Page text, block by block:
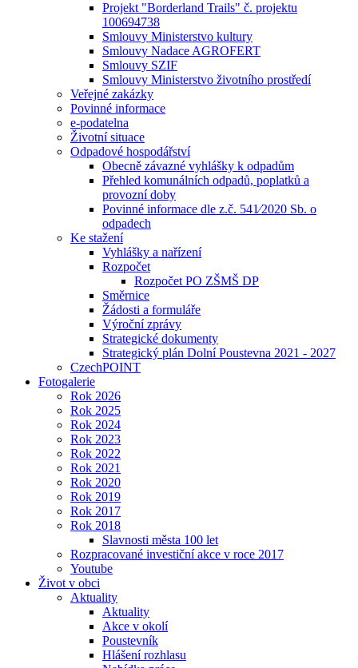
Projekt "Borderland Trails" č. projektu
100694738
Smlouvy Ministerstvo kultury
Smlouvy Nadace AGROFERT
Smlouvy SZIF
Smlouvy Ministerstvo životního prostředí
Veřejné zakázky
Povinné informace
e-podatelna
Životní situace
Odpadové hospodářství
Obecně závazné vyhlášky k odpadům
Přehled komunálních odpadů, poplatků a
provozní doby
Povinné informace dle z.č. 541⁄2020 Sb. o
odpadech
Ke stažení
Vyhlášky a nařízení
Rozpočet
Rozpočet PO ZŠMŠ DP
Směrnice
Žádosti a formuláře
Výroční zprávy
Strategické dokumenty
Strategický plán Dolní Poustevna 2021 - 2027
CzechPOINT
Fotogalerie
Rok 2026
Rok 2025
Rok 2024
Rok 2023
Rok 2022
Rok 2021
Rok 2020
Rok 2019
Rok 2017
Rok 2018
Slavnosti města 100 let
Rozpracované investiční akce v roce 2017
Youtube
Život v obci
Aktuality
Aktuality
Akce v okolí
Poustevník
Hlášení rozhlasu